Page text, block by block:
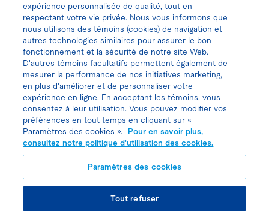
Joindre l’agent de location
Donnez votre avis pour gagner 100$
Politique d'utilisation des cookies
Politique de protection des
renseignements personnels
expérience personnalisée de qualité, tout en
respectant votre vie privée. Nous vous informons que
nous utilisons des témoins (cookies) de navigation et
autres technologies similaires pour assurer le bon
fonctionnement et la sécurité de notre site Web.
D'autres témoins facultatifs permettent également de
mesurer la performance de nos initiatives marketing,
en plus d'améliorer et de personnaliser votre
expérience en ligne. En acceptant les témoins, vous
consentez à leur utilisation. Vous pouvez modifier vos
préférences en tout temps en cliquant sur «
Paramètres des cookies ».
Pour en savoir plus,
consultez notre politique d'utilisation des cookies.
Paramètres des cookies
Tout refuser